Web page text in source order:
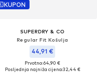
KUPON
SUPERDRY & CO
Regular Fit Košulja
44,91 €
Prvotno: 64,90 €
Posljednja najniža cijena:32,44 €